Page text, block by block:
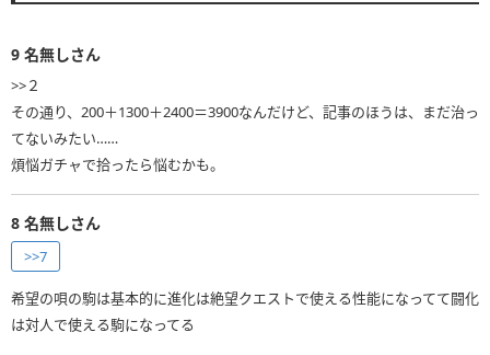
9 名無しさん
>>２
その通り、200＋1300＋2400＝3900なんだけど、記事のほうは、まだ治っ
てないみたい……
煩悩ガチャで拾ったら悩むかも。
8 名無しさん
>>7
希望の唄の駒は基本的に進化は絶望クエストで使える性能になってて闘化
は対人で使える駒になってる